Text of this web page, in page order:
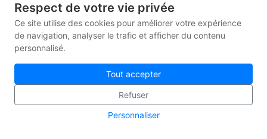
Respect de votre vie privée
Ce site utilise des cookies pour améliorer votre expérience
de navigation, analyser le trafic et afficher du contenu
personnalisé.
Tout accepter
Refuser
Personnaliser
Monde miniature
Multimédia enfant